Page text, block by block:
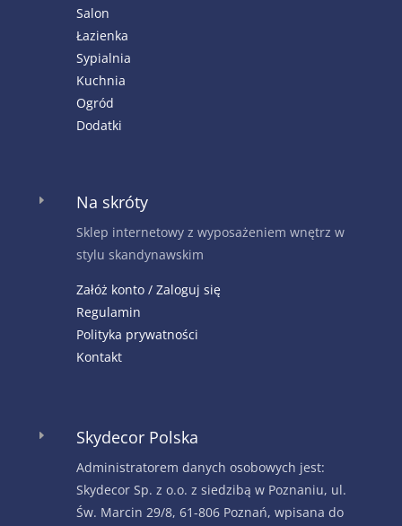
Salon
Łazienka
Sypialnia
Kuchnia
Ogród
Dodatki
E Na skróty
Sklep internetowy z wyposażeniem wnętrz w
stylu skandynawskim
Załóż konto / Zaloguj się
Regulamin
Polityka prywatności
Kontakt
E Skydecor Polska
Administratorem danych osobowych jest:
Skydecor Sp. z o.o. z siedzibą w Poznaniu, ul.
Św. Marcin 29/8, 61-806 Poznań, wpisana do